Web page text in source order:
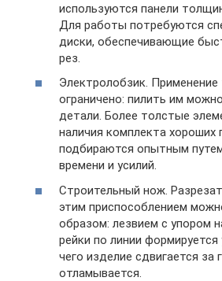
используются панели
Для работы потребуются
диски, обеспечивающие
рез.
Электролобзик. Применение
ограничено: пилить им
детали. Более толстые
наличия комплекта хороших
подбираются опытным
времени и усилий.
Строительный нож.
этим приспособлением
образом: лезвием с упором
рейки по линии формируется
чего изделие сдвигается за
отламывается.